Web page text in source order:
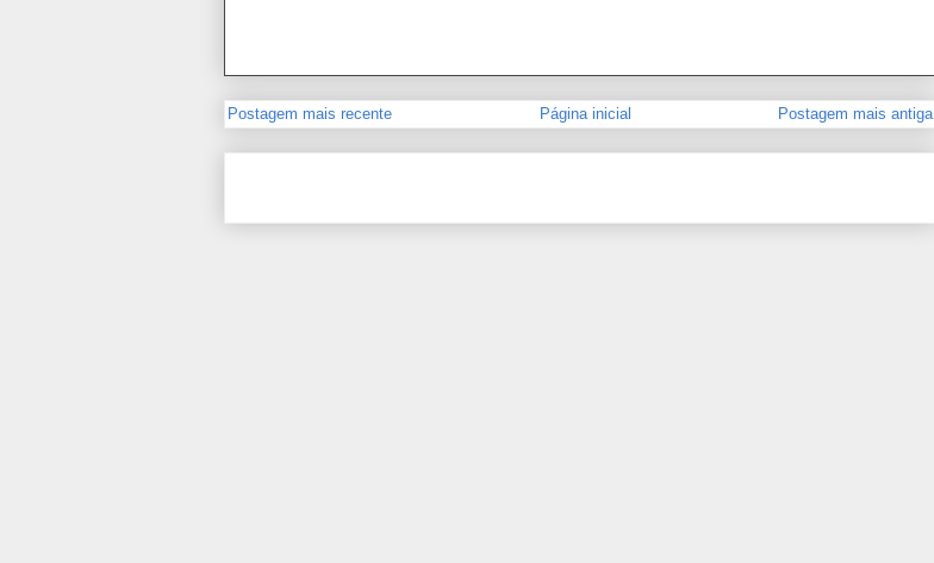
Postagem mais recente Postagem mais antiga
Página inicial